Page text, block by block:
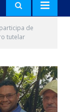
de
tutelar